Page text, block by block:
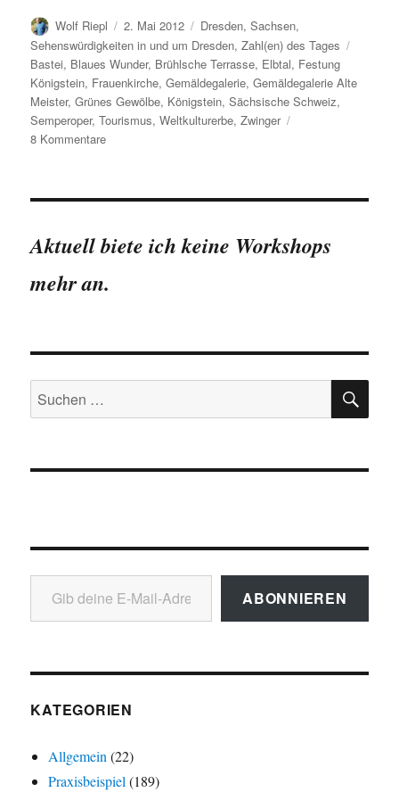
Autor
Wolf Riepl
Veröffentlicht
am
2. Mai 2012 Kategorien
Dresden,Sachsen,
Sehenswürdigkeiten in und um Dresden,Zahl(en) des Tages
Bastei, Blaues Wunder, Brühlsche Terrasse, Elbtal, Festung
Königstein, Frauenkirche,Gemäldegalerie,Gemäldegalerie Alte
Meister,Grünes Gewölbe, Königstein,Sächsische Schweiz,
Semperoper,Tourismus,Weltkulturerbe,Zwinger
8 Kommentarezu
zählt
fünf
Sehenswürdigkeiten
Aktuell biete ich keine Workshops
mehr an.
Suchen
nach:
Gib deine E-Mail-Adresse ein ...
ABONNIEREN
KATEGORIEN
Allgemein (22)
Praxisbeispiel (189)